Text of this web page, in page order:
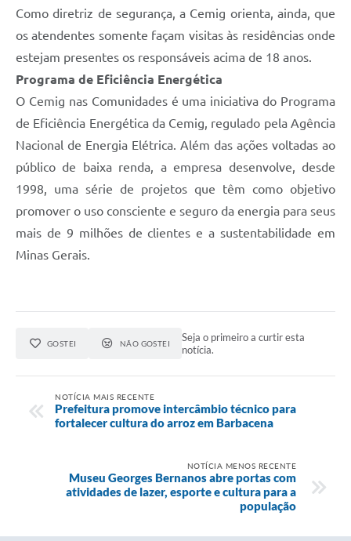
Como diretriz de segurança, a Cemig orienta, ainda, que
os atendentes somente façam visitas às residências onde
estejam presentes os responsáveis acima de 18 anos.
Programa de Eficiência Energética
O Cemig nas Comunidades é uma iniciativa do Programa
de Eficiência Energética da Cemig, regulado pela Agência
Nacional de Energia Elétrica. Além das ações voltadas ao
público de baixa renda, a empresa desenvolve, desde
1998, uma série de projetos que têm como objetivo
promover o uso consciente e seguro da energia para seus
mais de 9 milhões de clientes e a sustentabilidade em
Minas Gerais.
GOSTEI NÃO GOSTEI
Seja o primeiro a curtir esta
notícia.
NOTÍCIA MAIS RECENTE
Prefeitura promove intercâmbio técnico para
fortalecer cultura do arroz em Barbacena
NOTÍCIA MENOS RECENTE
Museu Georges Bernanos abre portas com
atividades de lazer, esporte e cultura para a
população